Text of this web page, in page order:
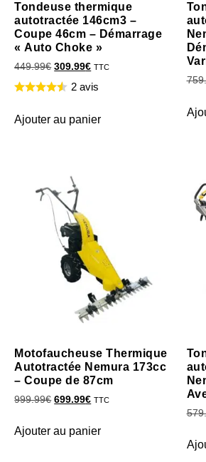
Tondeuse thermique
autotractée 146cm3 –
Coupe 46cm – Démarrage
« Auto Choke »
449.99€ 309.99€ TTC
2 avis
Ajouter au panier
Motofaucheuse Thermique
Autotractée Nemura 173cc
– Coupe de 87cm
999.99€ 699.99€ TTC
Ajouter au panier